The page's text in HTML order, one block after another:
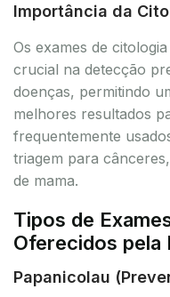
Importância da
Os exames de
crucial na detecção
doenças, permitindo
melhores resultados
frequentemente
triagem para
de mama.
Tipos de
Oferecidos pela
Papanicolau